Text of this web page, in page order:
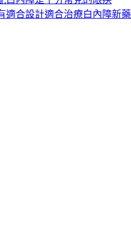
適合設計適合治療白內障新藥